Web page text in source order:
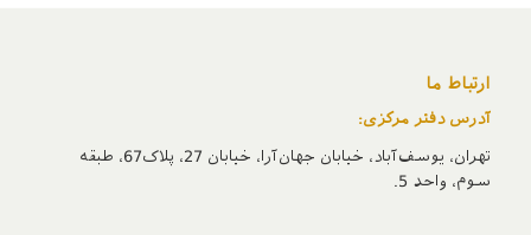
ارتباط ما
آدرس دفتر مرکزی:
تهران، یوسف‌آباد، خیابان جهان‌آرا، خیابان 27، پلاک67، طبقه
سوم، واحد 5.